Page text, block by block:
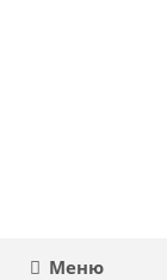
Меню